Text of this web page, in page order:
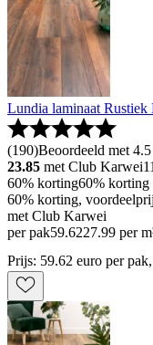
Lundia laminaat
(190)Beoordeeld met
23.85 met Club Karwei
60% korting60% korting
60% korting,
met Club Karwei
per pak59.6227.99 per
Prijs: 59.62 euro per